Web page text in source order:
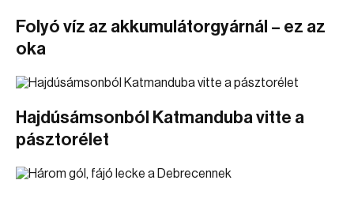
Folyó víz az akkumulátorgyárnál – ez az
oka
Hajdúsámsonból Katmanduba vitte a
pásztorélet